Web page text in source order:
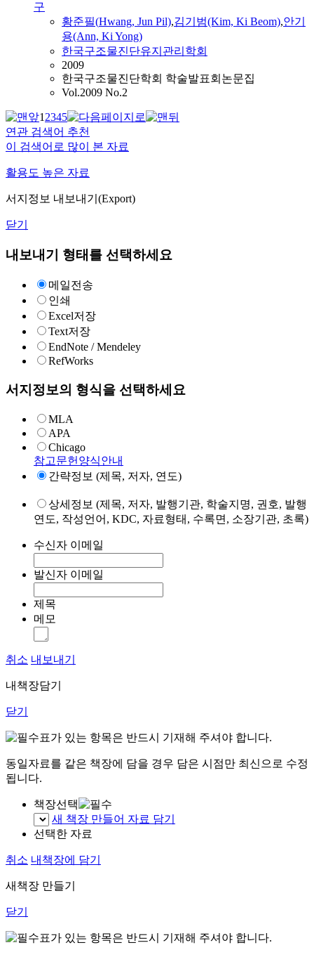
구
황준필(Hwang, Jun Pil),김기범(Kim, Ki Beom),안기
용(Ann, Ki Yong)
한국구조물진단유지관리학회
2009
한국구조물진단학회 학술발표회논문집
Vol.2009 No.2
12345
연관 검색어 추천
이 검색어로 많이 본 자료
활용도 높은 자료
서지정보 내보내기(Export)
닫기
내보내기 형태를 선택하세요
메일전송
인쇄
Excel저장
Text저장
EndNote / Mendeley
RefWorks
서지정보의 형식을 선택하세요
MLA
APA
Chicago
참고문헌양식안내
간략정보 (제목, 저자, 연도)
상세정보 (제목, 저자, 발행기관, 학술지명, 권호, 발행
연도, 작성언어, KDC, 자료형태, 수록면, 소장기관, 초록)
수신자 이메일
발신자 이메일
제목
메모
취소 내보내기
내책장담기
닫기
표가 있는 항목은 반드시 기재해 주셔야 합니다.
동일자료를 같은 책장에 담을 경우 담은 시점만 최신으로 수정
됩니다.
책장선택
새 책장 만들어 자료 담기
선택한 자료
취소 내책장에 담기
새책장 만들기
닫기
표가 있는 항목은 반드시 기재해 주셔야 합니다.